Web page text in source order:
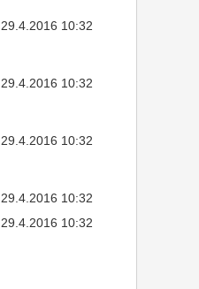
29.4.2016 10:32
29.4.2016 10:32
29.4.2016 10:32
29.4.2016 10:32
29.4.2016 10:32